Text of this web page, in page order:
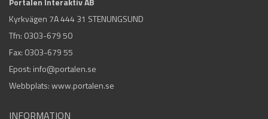
Kyrkvägen 7A 444 31 STENUNGSUND
Tfn: 0303-679 50
Fax: 0303-679 55
Epost: info@portalen.se
Webbplats: www.portalen.se
INFORMATION